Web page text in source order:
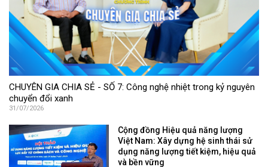
CHUYÊN GIA CHIA SẺ - SỐ 7: Công nghệ nhiệt trong kỷ nguyên
chuyển đổi xanh
31/07/2026
Cộng đồng Hiệu quả năng lượng
Việt Nam: Xây dựng hệ sinh thái sử
dụng năng lượng tiết kiệm, hiệu quả
và bền vững